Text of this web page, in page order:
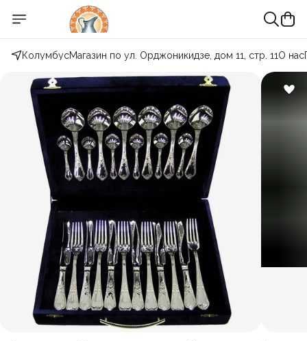
КолумбусМагазин по ул. Орджоникидзе, дом 11, стр. 11О нас